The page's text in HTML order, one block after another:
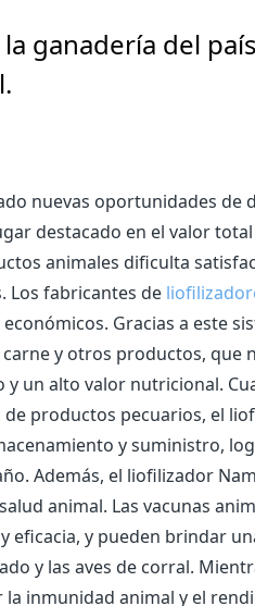
ganadería del
nuevas oportunidades de
destacado en el valor
animales dificulta
Los fabricantes de
Gracias a este
y otros productos, que
un alto valor nutricional.
productos pecuarios, el
y suministro,
Además, el liofilizador
animal. Las vacunas
y pueden brindar
y las aves de corral.
inmunidad animal y el